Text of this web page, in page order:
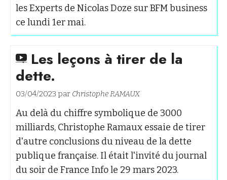
les Experts de Nicolas Doze sur BFM business
ce lundi 1er mai.
Les leçons à tirer de la
dette.
03/04/2023 par Christophe RAMAUX
Au delà du chiffre symbolique de 3000
milliards, Christophe Ramaux essaie de tirer
d'autre conclusions du niveau de la dette
publique française. Il était l'invité du journal
du soir de France Info le 29 mars 2023.